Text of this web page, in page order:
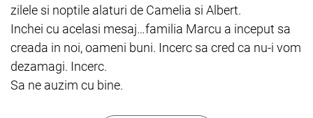
zilele si noptile alaturi de Camelia si Albert.
Inchei cu acelasi mesaj…familia Marcu a inceput sa
creada in noi, oameni buni. Incerc sa cred ca nu-i vom
dezamagi. Incerc.
Sa ne auzim cu bine.